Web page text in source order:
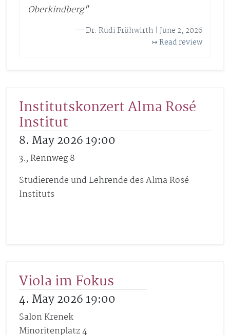
Oberkindberg"
— Dr. Rudi Frühwirth | June 2, 2026
↣ Read review
Institutskonzert Alma Rosé
Institut
8. May 2026 19:00
3., Rennweg 8
Studierende und Lehrende des Alma Rosé
Instituts
Viola im Fokus
4. May 2026 19:00
Salon Krenek
Minoritenplatz 4